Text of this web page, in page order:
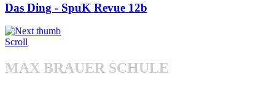
Das Ding - SpuK Revue 12b
Scroll
MAX BRAUER SCHULE